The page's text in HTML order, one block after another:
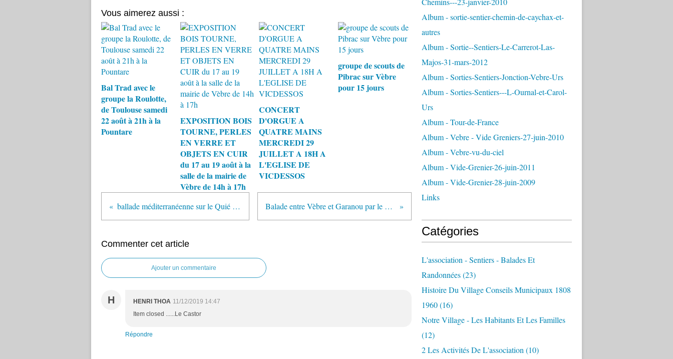
Vous aimerez aussi :
Bal Trad avec le
groupe la Roulotte,
de Toulouse samedi
22 août à 21h à la
Pountare
EXPOSITION BOIS
TOURNE, PERLES
EN VERRE ET
OBJETS EN CUIR
du 17 au 19 août à la
salle de la mairie de
Vèbre de 14h à 17h
CONCERT
D'ORGUE A
QUATRE MAINS
MERCREDI 29
JUILLET A 18H A
L'EGLISE DE
VICDESSOS
groupe de scouts de
Pibrac sur Vèbre
pour 15 jours
ballade méditerranéenne sur le Quié de Vèbre avec Gilles Labatut bénévole pour l'ANA Balade entre Vèbre et Garanou par le chemin de los Majos le dimanche 30 JUIN après-midi
Commenter cet article
Ajouter un commentaire
H HENRI THOA 11/12/2019 14:47
Item closed ......Le Castor
Répondre
Album - sortie-sentier-chemin-de-caychax-et-
autres
Album - Sortie--Sentiers-Le-Carrerot-Las-
Majos-31-mars-2012
Album - Sorties-Sentiers-Jonction-Vebre-Urs
Album - Sorties-Sentiers---L-Ournal-et-Carol-
Urs
Album - Tour-de-France
Album - Vebre - Vide Greniers-27-juin-2010
Album - Vebre-vu-du-ciel
Album - Vide-Grenier-26-juin-2011
Album - Vide-Grenier-28-juin-2009
Links
Catégories
L'association - Sentiers - Balades Et
Randonnées(23)
Histoire Du Village Conseils Municipaux 1808
1960(16)
Notre Village - Les Habitants Et Les Familles
(12)
2 Les Activités De L'association (10)